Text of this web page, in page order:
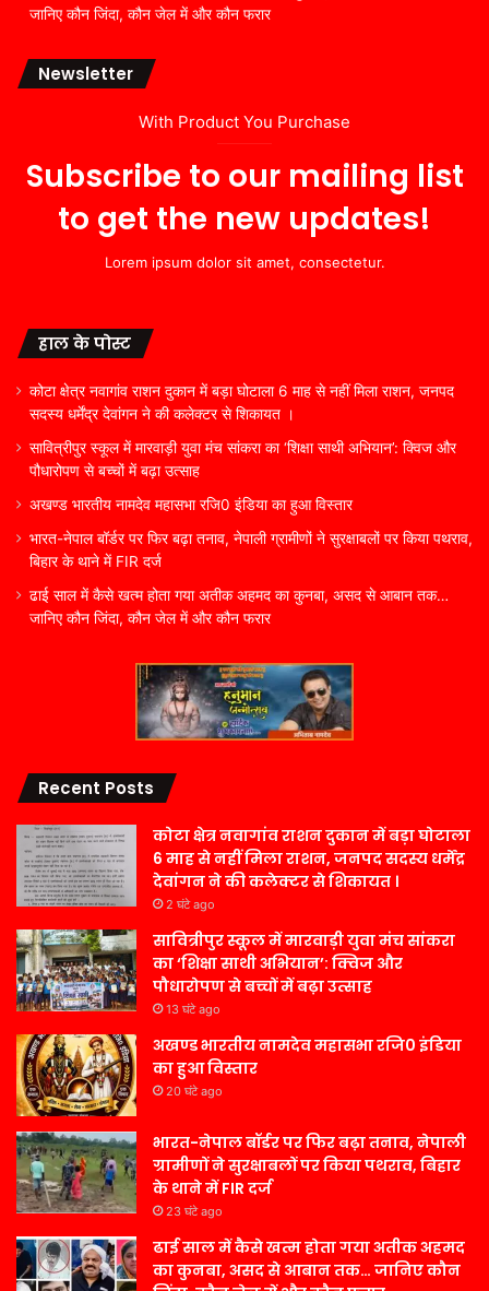
जानिए कौन जिंदा, कौन जेल में और कौन फरार
Newsletter
With Product You Purchase
Subscribe to our mailing list
to get the new updates!
Lorem ipsum dolor sit amet, consectetur.
हाल के पोस्ट
कोटा क्षेत्र नवागांव राशन दुकान में बड़ा घोटाला 6 माह से नहीं मिला राशन, जनपद
सदस्य धर्मेंद्र देवांगन ने की कलेक्टर से शिकायत ।
सावित्रीपुर स्कूल में मारवाड़ी युवा मंच सांकरा का ‘शिक्षा साथी अभियान’: क्विज और
पौधारोपण से बच्चों में बढ़ा उत्साह
अखण्ड भारतीय नामदेव महासभा रजि0 इंडिया का हुआ विस्तार
भारत-नेपाल बॉर्डर पर फिर बढ़ा तनाव, नेपाली ग्रामीणों ने सुरक्षाबलों पर किया पथराव,
बिहार के थाने में FIR दर्ज
ढाई साल में कैसे खत्म होता गया अतीक अहमद का कुनबा, असद से आबान तक…
जानिए कौन जिंदा, कौन जेल में और कौन फरार
Recent Posts
कोटा क्षेत्र नवागांव राशन दुकान में बड़ा घोटाला
6 माह से नहीं मिला राशन, जनपद सदस्य धर्मेंद्र
देवांगन ने की कलेक्टर से शिकायत ।
2 घंटे ago
सावित्रीपुर स्कूल में मारवाड़ी युवा मंच सांकरा
का ‘शिक्षा साथी अभियान’: क्विज और
पौधारोपण से बच्चों में बढ़ा उत्साह
13 घंटे ago
अखण्ड भारतीय नामदेव महासभा रजि0 इंडिया
का हुआ विस्तार
20 घंटे ago
भारत-नेपाल बॉर्डर पर फिर बढ़ा तनाव, नेपाली
ग्रामीणों ने सुरक्षाबलों पर किया पथराव, बिहार
के थाने में FIR दर्ज
23 घंटे ago
ढाई साल में कैसे खत्म होता गया अतीक अहमद
का कुनबा, असद से आबान तक… जानिए कौन